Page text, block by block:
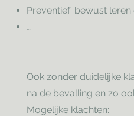
Preventief: bewust
…
Ook zonder duidelijke
na de bevalling en zo
Mogelijke klachten: